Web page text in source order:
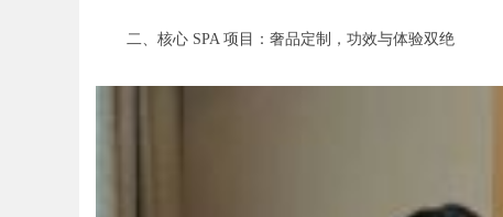
二、核心 SPA 项目：奢品定制，功效与体验双绝